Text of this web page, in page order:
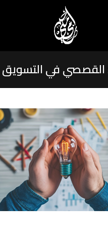
القصصي في التسويق